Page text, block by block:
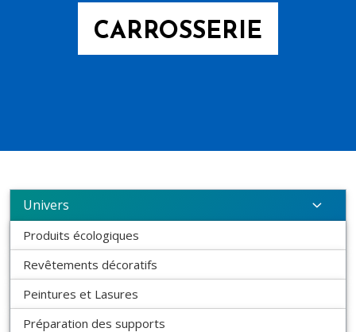
CARROSSERIE
Univers
Produits écologiques
Revêtements décoratifs
Peintures et Lasures
Préparation des supports